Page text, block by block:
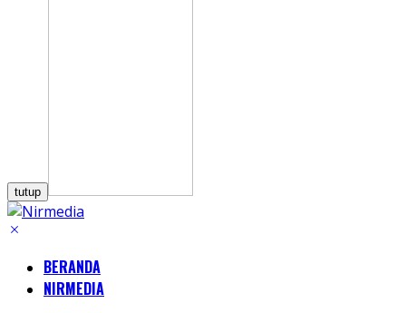
tutup
BERANDA
NIRMEDIA